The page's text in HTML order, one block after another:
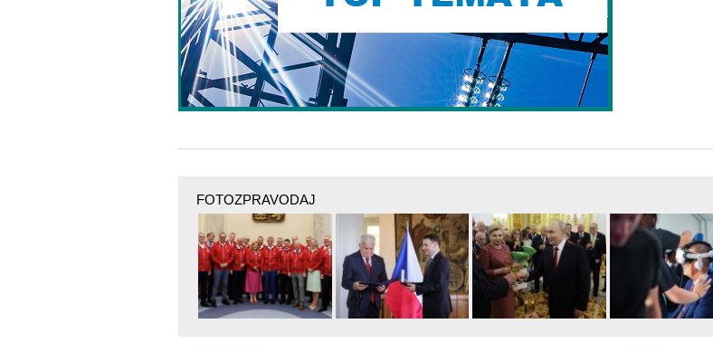
FOTOZPRAVODAJ